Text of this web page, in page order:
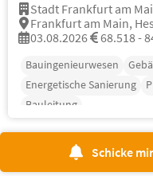
Stadt Frankfurt am
Frankfurt am Main,
03.08.2026
68.518 -
Bauingenieurwesen
Energetische Sanierung
Bauleitung
Schicke